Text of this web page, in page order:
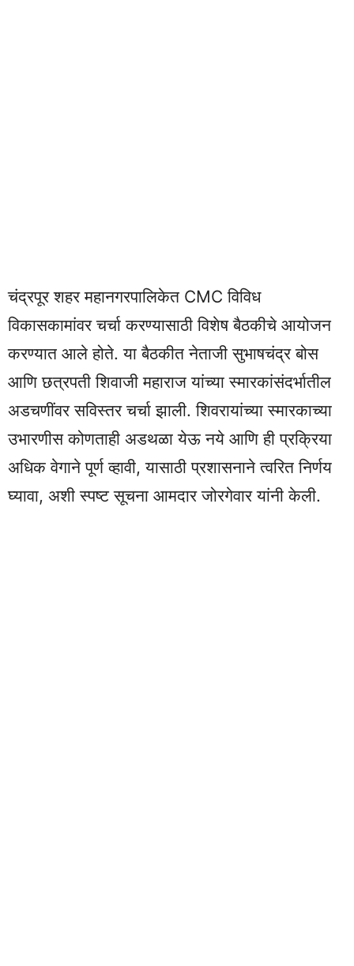
चंद्रपूर शहर महानगरपालिकेत CMC विविध
विकासकामांवर चर्चा करण्यासाठी विशेष बैठकीचे आयोजन
करण्यात आले होते. या बैठकीत नेताजी सुभाषचंद्र बोस
आणि छत्रपती शिवाजी महाराज यांच्या स्मारकांसंदर्भातील
अडचणींवर सविस्तर चर्चा झाली. शिवरायांच्या स्मारकाच्या
उभारणीस कोणताही अडथळा येऊ नये आणि ही प्रक्रिया
अधिक वेगाने पूर्ण व्हावी, यासाठी प्रशासनाने त्वरित निर्णय
घ्यावा, अशी स्पष्ट सूचना आमदार जोरगेवार यांनी केली.